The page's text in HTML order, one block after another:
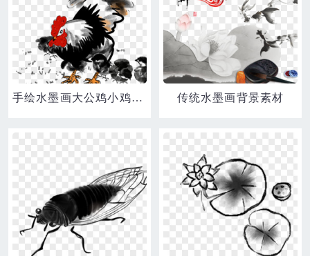
手绘水墨画大公鸡小鸡仔啄食素材 传统水墨画背景素材